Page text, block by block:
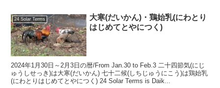
24 Solar Terms
大寒(だいかん)・鶏始乳(にわとり
はじめてとやにつく)
2024年1月30日～2月3日の暦/From Jan.30 to Feb.3 二十四節気(にじ
ゅうしせっき)は大寒(だいかん) 七十二候(しちじゅうにこう)は鶏始乳
(にわとりはじめてとやにつく) 24 Solar Terms is Daik...